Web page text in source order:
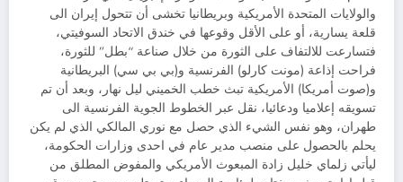
والولايات المتحدة الأمريكية وبريطانيا تخشى أن تتحول إيران الى
قلعة يسارية، أو على الأقل وقوعها في خندق الاتحاد السوفيتي،
فتسارعت للالتفاف على الثورة من خلال صناعة “بطل” للثورة،
فراحت إذاعة (مونت كارلو) الفرنسية و(بي بي سي) البريطانية
و(صوت أمريكا) الأمريكية تبث خطب الخميني ليل نهار، وبعد أن تم
تسويقه إعلاميا ودعائيا، نقل عبر الخطوط الجوية الفرنسية الى
طهران، وهو نفس الشيء الذي حصل مع نوري المالكي الذي لم يكن
يحلم بالحصول على منصب مدير عام في احدى وزارات الحكومة،
ليأتي زلماي خليل زادة المبعوث الأمريكي والمفوض المطلق من